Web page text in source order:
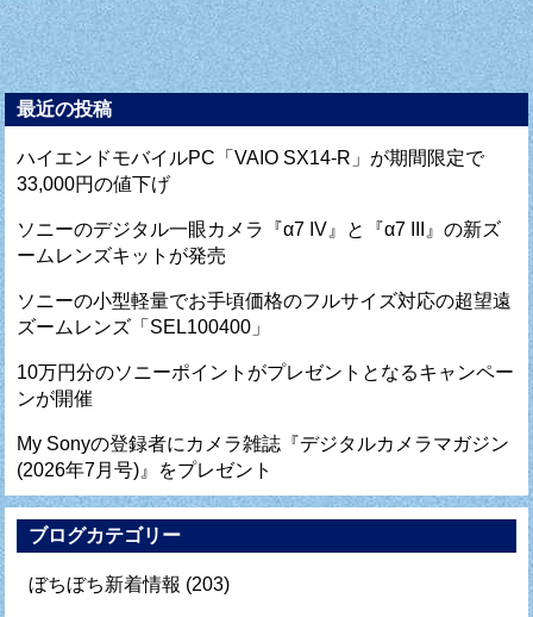
最近の投稿
ハイエンドモバイルPC「VAIO SX14-R」が期間限定で
33,000円の値下げ
ソニーのデジタル一眼カメラ『α7 IV』と『α7 III』の新ズ
ームレンズキットが発売
ソニーの小型軽量でお手頃価格のフルサイズ対応の超望遠
ズームレンズ「SEL100400」
10万円分のソニーポイントがプレゼントとなるキャンペー
ンが開催
My Sonyの登録者にカメラ雑誌『デジタルカメラマガジン
(2026年7月号)』をプレゼント
ブログカテゴリー
ぼちぼち新着情報 (203)